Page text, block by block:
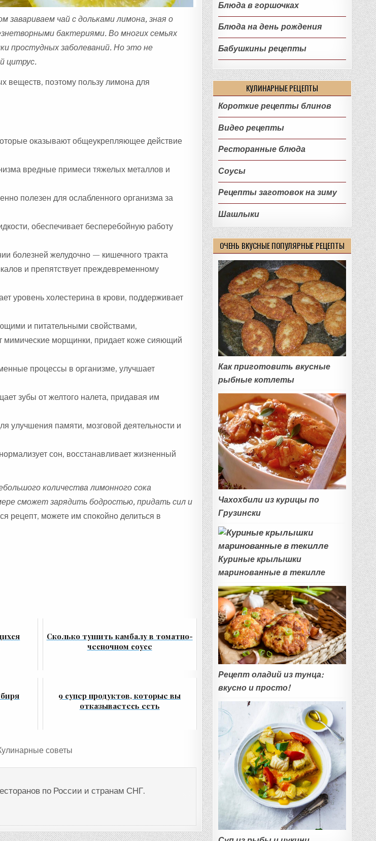
чай с дольками лимона, зная о
бактериями. Во многих семьях
простудных заболеваний. Но это не
цитрус.
веществ, поэтому пользу лимона для
оказывают общеукрепляющее действие
вредные примеси тяжелых металлов и
полезен для ослабленного организма за
обеспечивает бесперебойную работу
болезней желудочно — кишечного тракта
и препятствует преждевременному
уровень холестерина в крови, поддерживает
и питательными свойствами,
мимические морщинки, придает коже сияющий
процессы в организме, улучшает
зубы от желтого налета, придавая им
улучшения памяти, мозговой деятельности и
сон, восстанавливает жизненный
количества лимонного сока
сможет зарядить бодростью, придать сил и
рецепт, можете им спокойно делиться в
Сколько тушить камбалу в томатно-
чесночном соусе
9 супер продуктов, которые вы
отказываетесь есть
советы
по России и странам СНГ.
Блюда в горшочках
Блюда на день рождения
Бабушкины рецепты
КУЛИНАРНЫЕ РЕЦЕПТЫ
Короткие рецепты блинов
Видео рецепты
Ресторанные блюда
Соусы
Рецепты заготовок на зиму
Шашлыки
ОЧЕНЬ ВКУСНЫЕ ПОПУЛЯРНЫЕ РЕЦЕПТЫ
Как приготовить вкусные
рыбные котлеты
Чахохбили из курицы по
Грузински
Куриные крылышки
маринованные в текилле
Рецепт оладий из тунца:
вкусно и просто!